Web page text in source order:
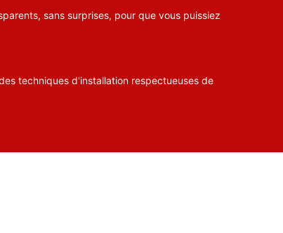
sans surprises, pour que vous puissiez
techniques d'installation respectueuses de